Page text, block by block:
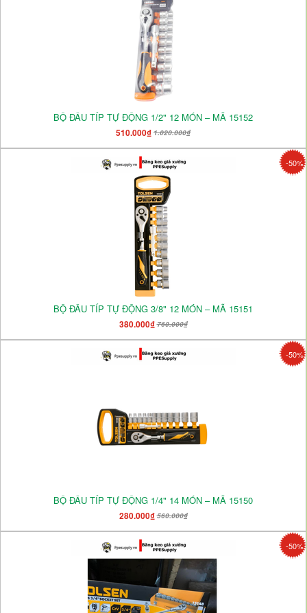
BỘ ĐẦU TÍP TỰ ĐỘNG 1/2" 12 MÓN – MÃ 15152
510.000₫ 1.020.000₫
-50%
BỘ ĐẦU TÍP TỰ ĐỘNG 3/8" 12 MÓN – MÃ 15151
380.000₫760.000₫
-50%
BỘ ĐẦU TÍP TỰ ĐỘNG 1/4" 14 MÓN – MÃ 15150
280.000₫560.000₫
-50%